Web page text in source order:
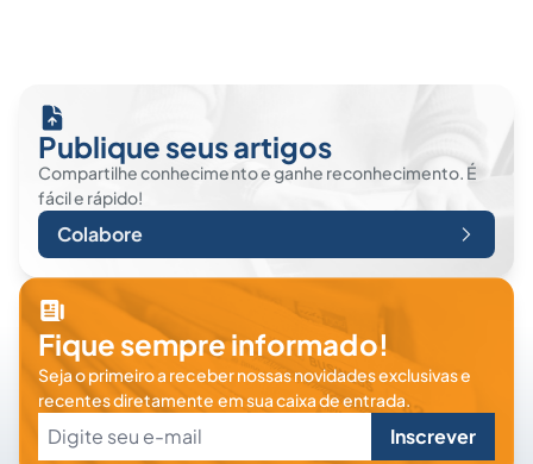
Publique seus artigos
Compartilhe conhecimento e ganhe reconhecimento. É
fácil e rápido!
Colabore
Fique sempre informado!
Seja o primeiro a receber nossas novidades exclusivas e
recentes diretamente em sua caixa de entrada.
Inscrever